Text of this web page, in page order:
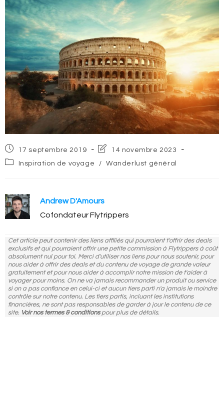
Post
published:
17 septembre 2019
Post
modified:
14 novembre 2023
PostInspiration de voyage / Wanderlust général
Andrew D'Amours
Cofondateur Flytrippers
Cet article peut contenir des liens affiliés qui pourraient t'offrir des deals
exclusifs et qui pourraient offrir une petite commission à Flytrippers à coût
absolument nul pour toi. Merci d'utiliser nos liens pour nous soutenir, pour
nous aider à offrir des deals et du contenu de voyage de grande valeur
gratuitement et pour nous aider à accomplir notre mission de t'aider à
voyager pour moins. On ne va jamais recommander un produit ou service
si on a pas confiance en celui-ci et aucun tiers parti n'a jamais le moindre
contrôle sur notre contenu. Les tiers partis, incluant les institutions
financières, ne sont pas responsables de garder à jour le contenu de ce
site. Voir nos termes & conditionspour plus de détails.